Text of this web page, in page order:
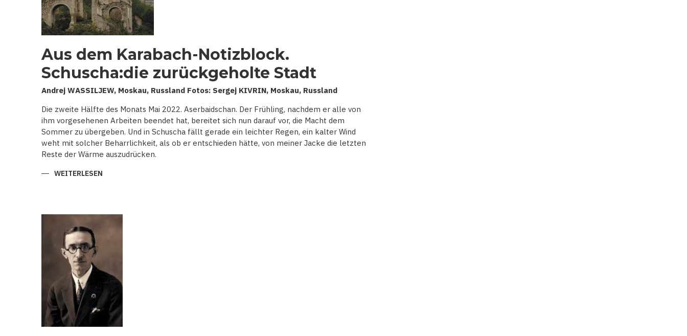
Aus dem Karabach-Notizblock.
Schuscha:die zurückgeholte Stadt
Andrej WASSILJEW, Moskau, Russland Fotos: Sergej KIVRIN, Moskau, Russland
Die zweite Hälfte des Monats Mai 2022. Aserbaidschan. Der Frühling, nachdem er alle von
ihm vorgesehenen Arbeiten beendet hat, bereitet sich nun darauf vor, die Macht dem
Sommer zu übergeben. Und in Schuscha fällt gerade ein leichter Regen, ein kalter Wind
weht mit solcher Beharrlichkeit, als ob er entschieden hätte, von meiner Jacke die letzten
Reste der Wärme auszudrücken.
WEITERLESEN
ZURÜCKGEHOLTE